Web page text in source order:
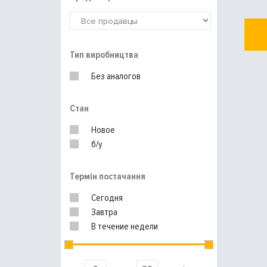
Тип виробництва
Без аналогов
Стан
Новое
б/у
Термін постачання
Сегодня
Завтра
В течение недели